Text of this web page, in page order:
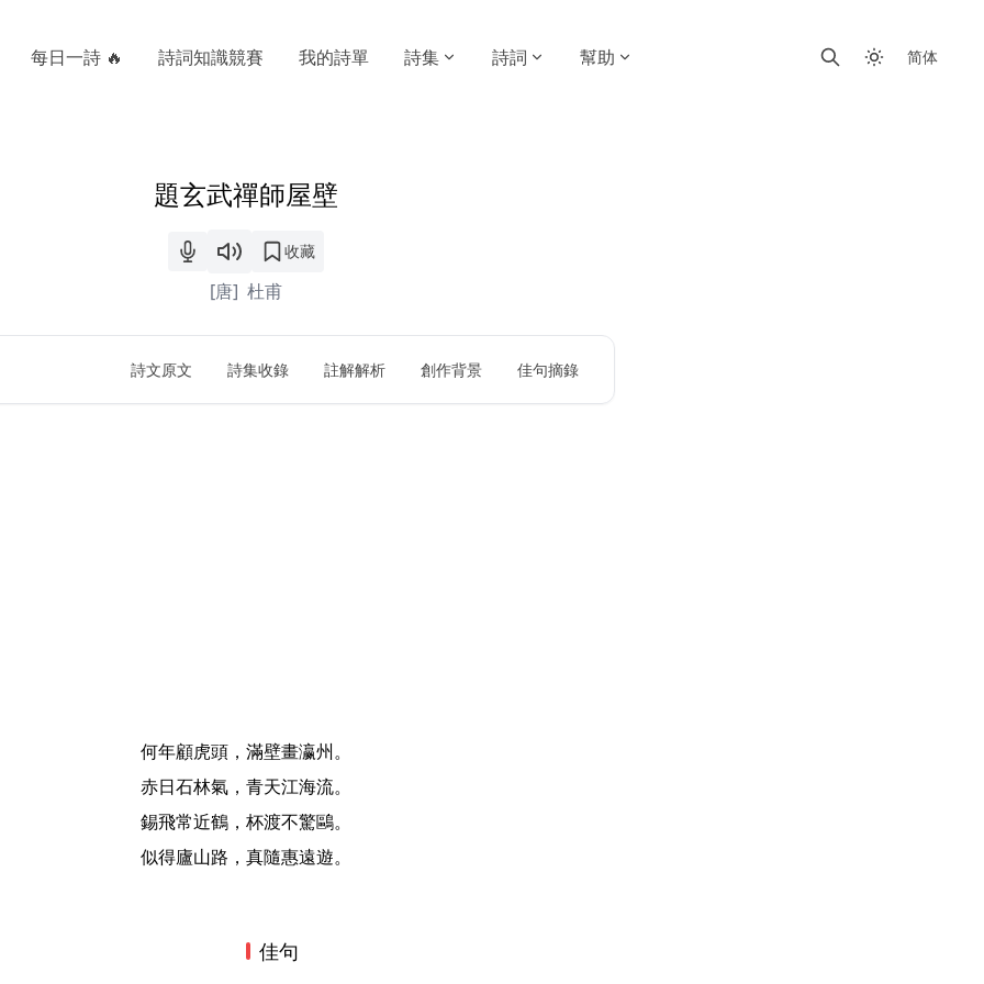
每日一詩 🔥 詩詞知識競賽 我的詩單 詩集 詩詞 幫助 简体
題玄武禪師屋壁
收藏
[唐] 杜甫
詩文原文 詩集收錄 註解解析 創作背景 佳句摘錄
何年顧虎頭，滿壁畫瀛州。
赤日石林氣，青天江海流。
錫飛常近鶴，杯渡不驚鷗。
似得廬山路，真隨惠遠遊。
佳句